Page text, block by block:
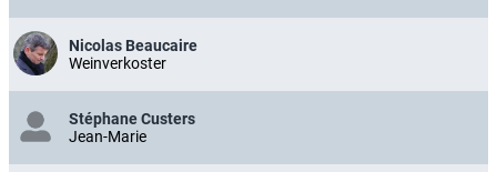
Nicolas Beaucaire
Weinverkoster
Stéphane Custers
Jean-Marie